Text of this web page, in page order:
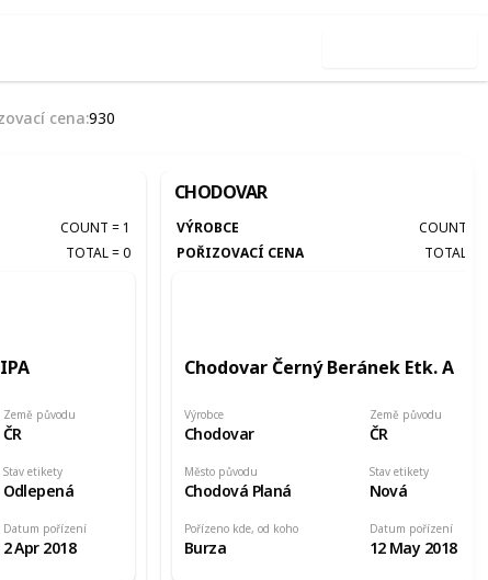
cena930
COUNT = 1
TOTAL=0
Země původu
ČR
Stav etikety
Odlepená
Datum pořízení
2 Apr 2018
CHODOVAR
VÝROBCE COUNT
POŘIZOVACÍ CENA
TOTAL
Chodovar Černý Beránek Etk. A
Výrobce
Chodovar
Země původu
ČR
Pořízeno kde, od koho
Burza
Stav etikety
Nová
Datum pořízení
12 May 2018
Město původu
Chodová Planá